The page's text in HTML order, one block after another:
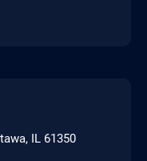
IL 61350